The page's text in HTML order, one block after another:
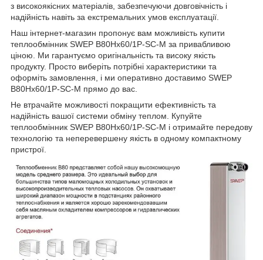
з високоякісних матеріалів, забезпечуючи довговічність і
надійність навіть за екстремальних умов експлуатації.
Наш інтернет-магазин пропонує вам можливість купити
теплообмінник SWEP B80Hx60/1P-SC-M за привабливою
ціною. Ми гарантуємо оригінальність та високу якість
продукту. Просто виберіть потрібні характеристики та
оформіть замовлення, і ми оперативно доставимо SWEP
B80Hx60/1P-SC-M прямо до вас.
Не втрачайте можливості покращити ефективність та
надійність вашої системи обміну теплом. Купуйте
теплообмінник SWEP B80Hx60/1P-SC-M і отримайте передову
технологію та неперевершену якість в одному компактному
пристрої.